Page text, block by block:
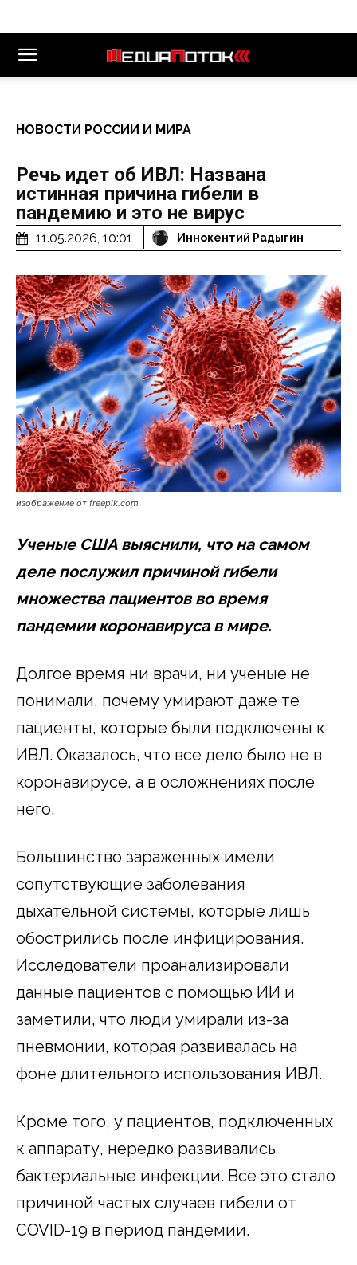
НОВОСТИ РОССИИ И МИРА
Речь идет об ИВЛ: Названа
истинная причина гибели в
пандемию и это не вирус
11.05.2026, 10:01 Иннокентий Радыгин
изображение от freepik.com
Ученые США выяснили, что на самом
деле послужил причиной гибели
множества пациентов во время
пандемии коронавируса в мире.
Долгое время ни врачи, ни ученые не
понимали, почему умирают даже те
пациенты, которые были подключены к
ИВЛ. Оказалось, что все дело было не в
коронавирусе, а в осложнениях после
него.
Большинство зараженных имели
сопутствующие заболевания
дыхательной системы, которые лишь
обострились после инфицирования.
Исследователи проанализировали
данные пациентов с помощью ИИ и
заметили, что люди умирали из-за
пневмонии, которая развивалась на
фоне длительного использования ИВЛ.
Кроме того, у пациентов, подключенных
к аппарату, нередко развивались
бактериальные инфекции. Все это стало
причиной частых случаев гибели от
COVID-19 в период пандемии.